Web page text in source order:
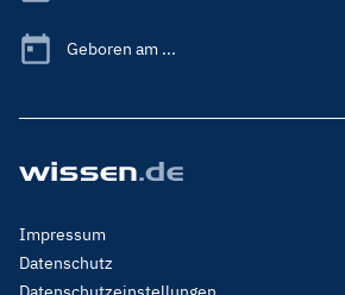
Geboren am ...
Footer
Menu
Legal
Impressum
Datenschutz